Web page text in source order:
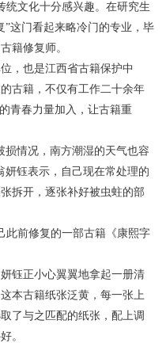
统文化十分感兴趣。在研究生
”这门看起来略冷门的专业，毕
籍修复师。
，也是江西省古籍保护中
古籍，不仅有工作二十余年
青春力量加入，让古籍重
损情况，南方潮湿的天气也容
妍钰表示，自己现在常处理的
拆开，逐张补好被虫蛀的部
此前修复的一部古籍《康熙字
钰正小心翼翼地拿起一册清
本古籍纸张泛黄，每一张上
了与之匹配的纸张，配上调
。